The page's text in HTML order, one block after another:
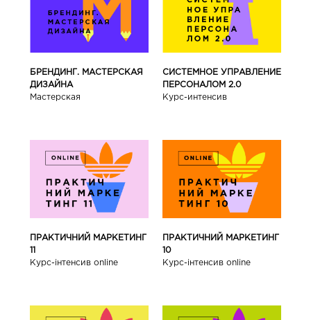
БРЕНДИНГ. МАСТЕРСКАЯ
ДИЗАЙНА
Мастерская
СИСТЕМНОЕ УПРАВЛЕНИЕ
ПЕРСОНАЛОМ 2.0
Курс-интенсив
ПРАКТИЧНИЙ МАРКЕТИНГ
11
Курс-інтенсив online
ПРАКТИЧНИЙ МАРКЕТИНГ
10
Курс-інтенсив online